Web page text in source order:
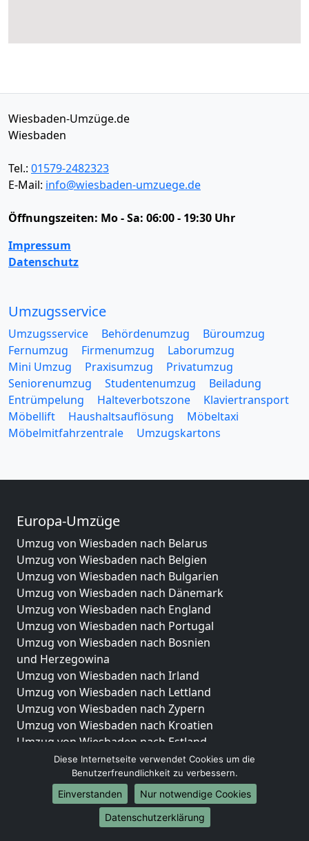
Wiesbaden-Umzüge.de
Wiesbaden
Tel.: 01579-2482323
E-Mail: info@wiesbaden-umzuege.de
Öffnungszeiten: Mo - Sa: 06:00 - 19:30 Uhr
Impressum
Datenschutz
Umzugsservice
Umzugsservice Behördenumzug
Büroumzug
Fernumzug
Firmenumzug
Laborumzug
Mini Umzug
Praxisumzug
Privatumzug
Seniorenumzug
Studentenumzug
Beiladung
Entrümpelung
Halteverbotszone
Klaviertransport
Möbellift
Haushaltsauflösung
Möbeltaxi
Möbelmitfahrzentrale
Umzugskartons
Europa-Umzüge
Umzug von Wiesbaden nach Belarus
Umzug von Wiesbaden nach Belgien
Umzug von Wiesbaden nach Bulgarien
Umzug von Wiesbaden nach Dänemark
Umzug von Wiesbaden nach England
Umzug von Wiesbaden nach Portugal
Umzug von Wiesbaden nach Bosnien
und Herzegowina
Umzug von Wiesbaden nach Irland
Umzug von Wiesbaden nach Lettland
Umzug von Wiesbaden nach Zypern
Umzug von Wiesbaden nach Kroatien
Umzug von Wiesbaden nach Estland
Umzug von Wiesbaden nach Finnland
Umzug von Wiesbaden nach Frankreich
Umzug von Wiesbaden nach Griechenland
Umzug von Wiesbaden nach Italien
Umzug von Wiesbaden nach Liechtenstein
Diese Internetseite verwendet Cookies um die
Benutzerfreundlichkeit zu verbessern.
Einverstanden
Nur notwendige Cookies
Datenschutzerklärung